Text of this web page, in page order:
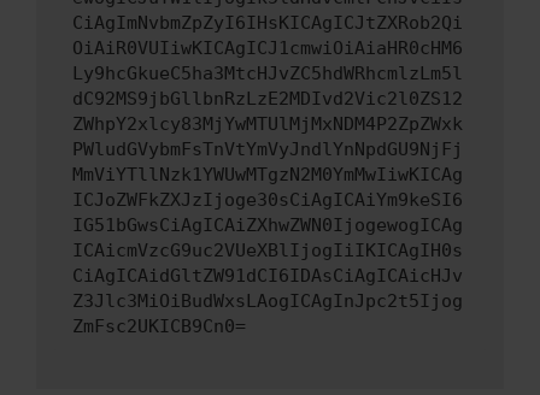
CiAgImNvbmZpZyI6IHsKICAgICJtZXRob2Qi
OiAiR0VUIiwKICAgICJ1cmwiOiAiaHR0cHM6
Ly9hcGkueC5ha3MtcHJvZC5hdWRhcmlzLm5l
dC92MS9jbGllbnRzLzE2MDIvd2Vic2l0ZS12
ZWhpY2xlcy83MjYwMTUlMjMxNDM4P2ZpZWxk
PWludGVybmFsTnVtYmVyJndlYnNpdGU9NjFj
MmViYTllNzk1YWUwMTgzN2M0YmMwIiwKICAg
ICJoZWFkZXJzIjoge30sCiAgICAiYm9keSI6
IG51bGwsCiAgICAiZXhwZWN0IjogewogICAg
ICAicmVzcG9uc2VUeXBlIjogIiIKICAgIH0s
CiAgICAidGltZW91dCI6IDAsCiAgICAicHJv
Z3Jlc3MiOiBudWxsLAogICAgInJpc2t5Ijog
ZmFsc2UKICB9Cn0=